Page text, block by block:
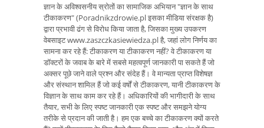
ज्ञान के अविश्वसनीय स्रोतों का सामाजिक अभियान "ज्ञान के साथ
टीकाकरण" (Poradnikzdrowie.pl इसका मीडिया संरक्षक है)
द्वारा प्रभावी ढंग से विरोध किया जाता है, जिसका मुख्य उपकरण
वेबसाइट www.zaszczkasiewiedza.pl है, जहां लोग निर्णय का
सामना कर रहे हैं: टीकाकरण या टीकाकरण नहीं? वे टीकाकरण या
डॉक्टरों के जवाब के बारे में सबसे महत्वपूर्ण जानकारी पा सकते हैं जो
अक्सर पूछे जाने वाले प्रश्न और संदेह हैं। वे मान्यता प्राप्त विशेषज्ञ
और संस्थान शामिल हैं जो कई वर्षों से टीकाकरण, यानी टीकाकरण के
विज्ञान के साथ काम कर रहे हैं। अधिकारियों की भागीदारी के साथ
तैयार, सभी के लिए स्पष्ट जानकारी एक स्पष्ट और समझने योग्य
तरीके से प्रदान की जाती है। हम एक बच्चे का टीकाकरण क्यों करते